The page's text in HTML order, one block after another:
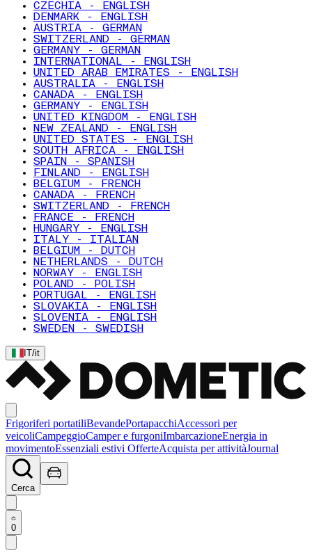
CZECHIA - ENGLISH
DENMARK - ENGLISH
AUSTRIA - GERMAN
SWITZERLAND - GERMAN
GERMANY - GERMAN
INTERNATIONAL - ENGLISH
UNITED ARAB EMIRATES - ENGLISH
AUSTRALIA - ENGLISH
CANADA - ENGLISH
GERMANY - ENGLISH
UNITED KINGDOM - ENGLISH
NEW ZEALAND - ENGLISH
UNITED STATES - ENGLISH
SOUTH AFRICA - ENGLISH
SPAIN - SPANISH
FINLAND - ENGLISH
BELGIUM - FRENCH
CANADA - FRENCH
SWITZERLAND - FRENCH
FRANCE - FRENCH
HUNGARY - ENGLISH
ITALY - ITALIAN
BELGIUM - DUTCH
NETHERLANDS - DUTCH
NORWAY - ENGLISH
POLAND - POLISH
PORTUGAL - ENGLISH
SLOVAKIA - ENGLISH
SLOVENIA - ENGLISH
SWEDEN - SWEDISH
IT/it
Frigoriferi portatiliBevandePortapacchiAccessori per
veicoliCampeggioCamper e furgoniImbarcazioneEnergia in
movimentoEssenziali estivi OfferteAcquista per attivitàJournal
Cerca
0